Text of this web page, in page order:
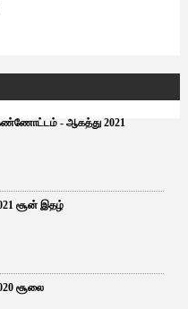
கண்ணோட்டம் - ஆகத்து 2021
சூன் இதழ்
சூலை